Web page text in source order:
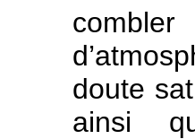
doute
ainsi